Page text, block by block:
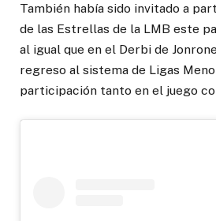
También había sido invitado a
de las Estrellas de la LMB este
al igual que en el Derbi de
regreso al sistema de Ligas
participación tanto en el juego